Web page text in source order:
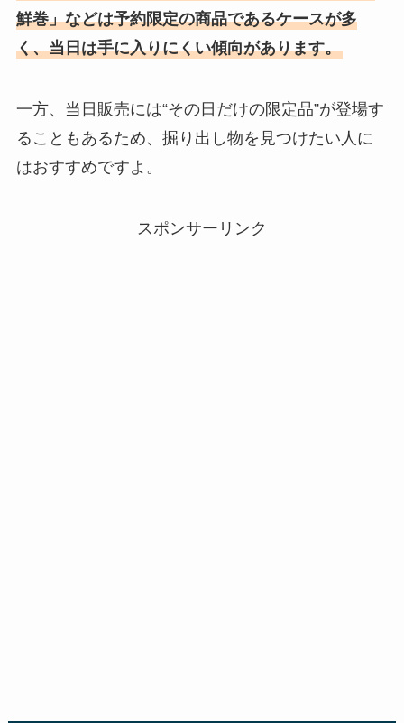
鮮巻」などは予約限定の商品であるケースが多
く、当日は手に入りにくい傾向があります。
一方、当日販売には“その日だけの限定品”が登場す
ることもあるため、掘り出し物を見つけたい人に
はおすすめですよ。
スポンサーリンク